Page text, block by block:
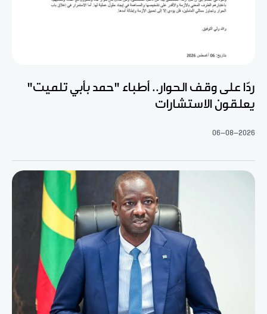
ردّا على وقف الحوار.. أطباء "حمد بأبي تلميت"
يعلقون الاستشارات
06-08-2026